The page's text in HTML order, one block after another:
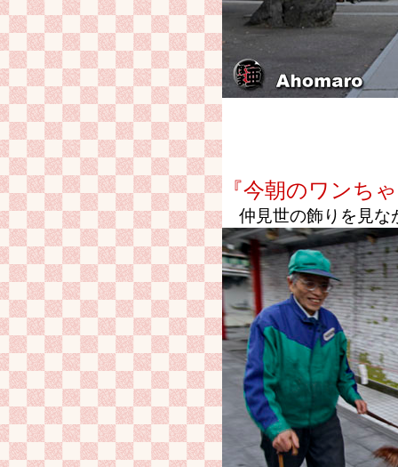
『今朝のワンち
仲見世の飾りを見な